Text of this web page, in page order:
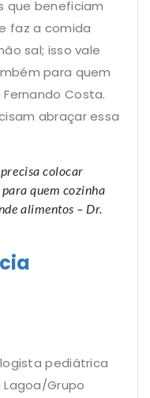
que beneficiam
faz a comida
sal; isso vale
para quem
Costa.
abraçar essa
colocar
quem cozinha
alimentos – Dr.
pediátrica
Grupo